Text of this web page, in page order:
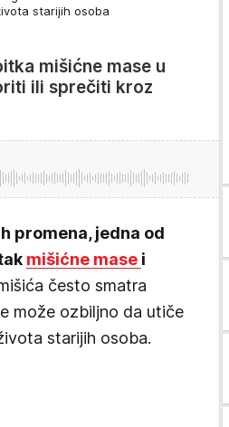
starijih osoba
mišićne mase u
ili sprečiti kroz
promena, jedna od
mišićne mase i
često smatra
može ozbiljno da utiče
starijih osoba.